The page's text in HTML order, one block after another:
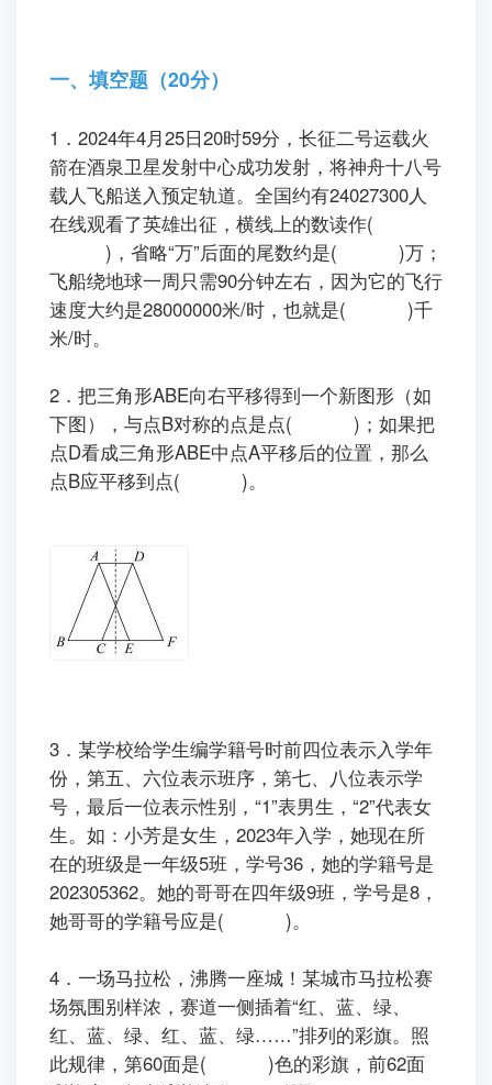
一、填空题（20分）
1．2024年4月25日20时59分，长征二号运载火
箭在酒泉卫星发射中心成功发射，将神舟十八号
载人飞船送入预定轨道。全国约有24027300人
在线观看了英雄出征，横线上的数读作(
)，省略“万”后面的尾数约是( )万；
飞船绕地球一周只需90分钟左右，因为它的飞行
速度大约是28000000米/时，也就是( )千
米/时。
2．把三角形ABE向右平移得到一个新图形（如
下图），与点B对称的点是点( )；如果把
点D看成三角形ABE中点A平移后的位置，那么
点B应平移到点( )。
3．某学校给学生编学籍号时前四位表示入学年
份，第五、六位表示班序，第七、八位表示学
号，最后一位表示性别，“1”表男生，“2”代表女
生。如：小芳是女生，2023年入学，她现在所
在的班级是一年级5班，学号36，她的学籍号是
202305362。她的哥哥在四年级9班，学号是8，
她哥哥的学籍号应是( )。
4．一场马拉松，沸腾一座城！某城市马拉松赛
场氛围别样浓，赛道一侧插着“红、蓝、绿、
红、蓝、绿、红、蓝、绿……”排列的彩旗。照
此规律，第60面是( )色的彩旗，前62面